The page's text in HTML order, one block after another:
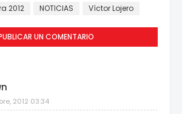
2012 NOTICIAS Víctor Lojero
UN COMENTARIO
2012 03:34